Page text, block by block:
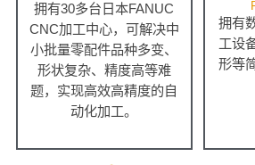
拥有30多台日本FANUC
CNC加工中心，可解决中
小批量零配件品种多变、
形状复杂、精度高等难
题，实现高效高精度的自
动化加工。
拥有
工设
形等